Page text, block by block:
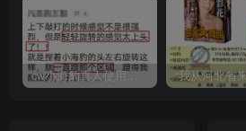
cw小海豹真人使用视频教学，小海豹到底咋用？